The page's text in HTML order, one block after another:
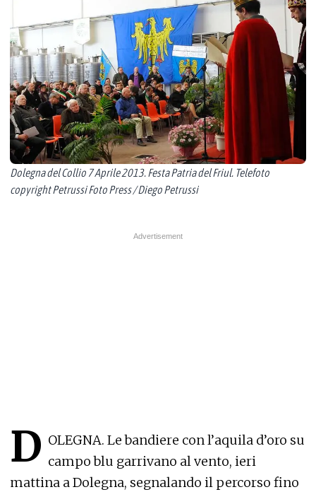
Dolegna del Collio 7 Aprile 2013. Festa Patria del Friul. Telefoto
copyright Petrussi Foto Press / Diego Petrussi
D OLEGNA. Le bandiere con l’aquila d’oro su
campo blu garrivano al vento, ieri
mattina a Dolegna, segnalando il percorso fino